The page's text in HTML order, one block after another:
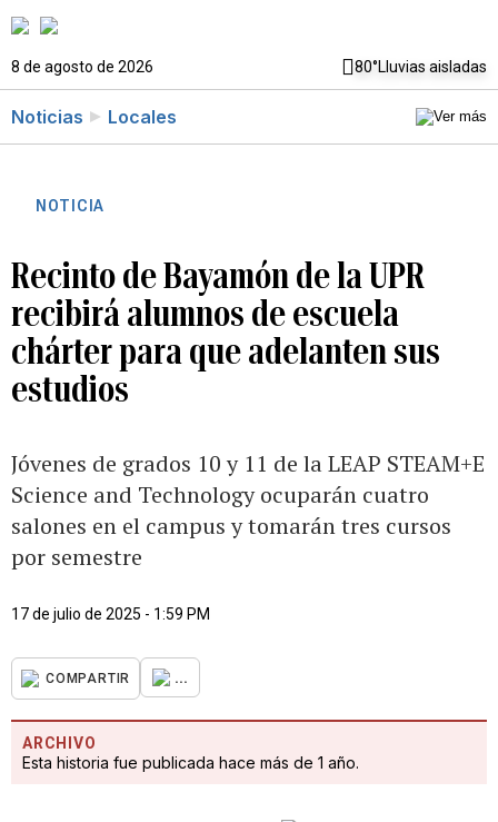
8 de agosto de 2026 80°Lluvias aisladas
Noticias Locales
NOTICIA
Recinto de Bayamón de la UPR
recibirá alumnos de escuela
chárter para que adelanten sus
estudios
Jóvenes de grados 10 y 11 de la LEAP STEAM+E
Science and Technology ocuparán cuatro
salones en el campus y tomarán tres cursos
por semestre
17 de julio de 2025 - 1:59 PM
COMPARTIR ...
ARCHIVO
Esta historia fue publicada hace más de 1 año.